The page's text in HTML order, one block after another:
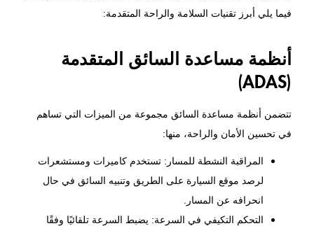
فيما يلي أبرز تقنيات السلامة والراحة المتقدمة:
أنظمة مساعدة السائق المتقدمة
(ADAS)
تتضمن أنظمة مساعدة السائق مجموعة من الميزات التي تساهم
في تحسين الأمان والراحة، منها:
المراقبة النشطة للمسار: تستخدم كاميرات ومستشعرات
لرصد موقع السيارة على الطريق وتنبيه السائق في حال
انحرافه عن المسار.
التحكم التكيفي في السرعة: يضبط السرعة تلقائيًا وفقًا